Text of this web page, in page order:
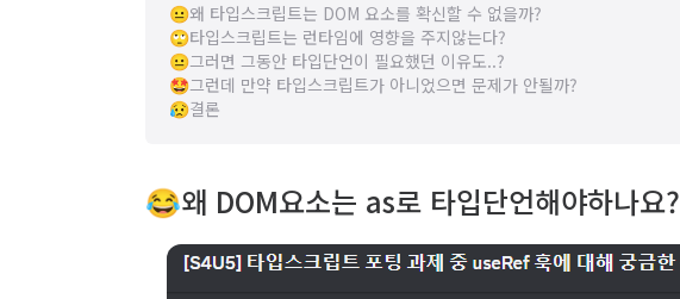
😐왜 타입스크립트는 DOM 요소를 확신할 수 없을까?
🙄타입스크립트는 런타임에 영향을 주지않는다?
😐그러면 그동안 타입단언이 필요했던 이유도..?
🤩그런데 만약 타입스크립트가 아니었으면 문제가 안될까?
😥결론
😂왜 DOM요소는 as로 타입단언해야하나요?